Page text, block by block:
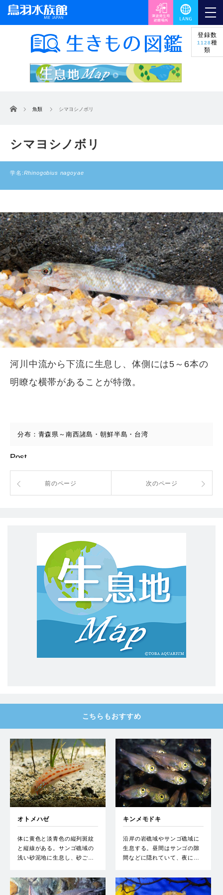
登録数
1128種
類
ホーム 魚類 シマヨシノボリ
シマヨシノボリ
学名:Rhinogobius nagoyae
河川中流から下流に生息し、体側には5～6本の
明瞭な横帯があることが特徴。
分布：青森県～南西諸島・朝鮮半島・台湾
Post
前のページ 次のページ
こちらもおすすめ
オトメハゼ
体に黄色と淡青色の縦列斑紋
と縦線がある。サンゴ礁域の
浅い砂泥地に生息し、砂ご…
キンメモドキ
沿岸の岩礁域やサンゴ礁域に
生息する。昼間はサンゴの隙
間などに隠れていて、夜に…